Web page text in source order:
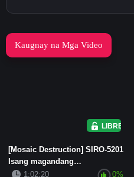
Kaugnay na Mga Video
LIBRE
[Mosaic Destruction] SIRO-5201
Isang magandang
nakatatandang kapatid na babae
1:02:20
0%